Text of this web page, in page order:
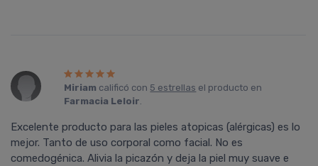
Miriam calificó con 5 estrellas el producto en
Farmacia Leloir.
Excelente producto para las pieles atopicas (alérgicas) es lo
mejor. Tanto de uso corporal como facial. No es
comedogénica. Alivia la picazón y deja la piel muy suave e